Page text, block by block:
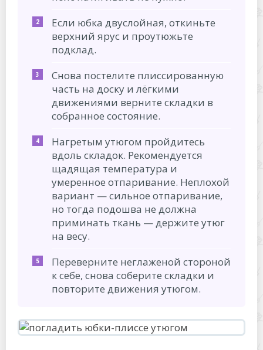
Если юбка двуслойная, откиньте
верхний ярус и проутюжьте
подклад.
Снова постелите плиссированную
часть на доску и лёгкими
движениями верните складки в
собранное состояние.
Нагретым утюгом пройдитесь
вдоль складок. Рекомендуется
щадящая температура и
умеренное отпаривание. Неплохой
вариант — сильное отпаривание,
но тогда подошва не должна
приминать ткань — держите утюг
на весу.
Переверните неглаженой стороной
к себе, снова соберите складки и
повторите движения утюгом.